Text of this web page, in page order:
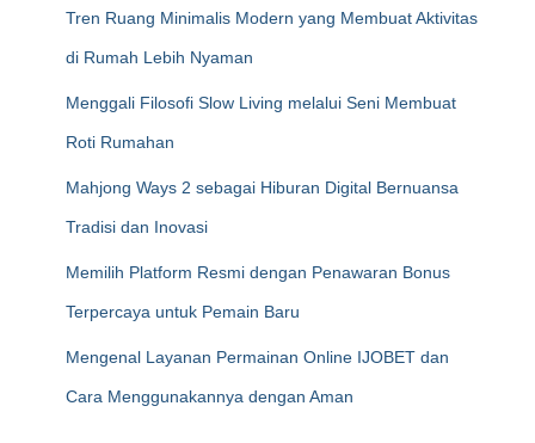
Tren Ruang Minimalis Modern yang Membuat Aktivitas
di Rumah Lebih Nyaman
Menggali Filosofi Slow Living melalui Seni Membuat
Roti Rumahan
Mahjong Ways 2 sebagai Hiburan Digital Bernuansa
Tradisi dan Inovasi
Memilih Platform Resmi dengan Penawaran Bonus
Terpercaya untuk Pemain Baru
Mengenal Layanan Permainan Online IJOBET dan
Cara Menggunakannya dengan Aman